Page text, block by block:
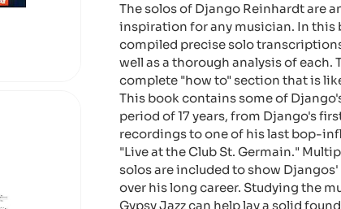
The solos of Django Reinhardt are
inspiration for any musician. In this
compiled precise solo
well as a thorough analysis of each.
complete "how to" section that is
This book contains some of
period of 17 years, from Django's
recordings to one of his last bop-
"Live at the Club St. Germain."
solos are included to show
over his long career. Studying the
Gypsy Jazz can help lay a solid